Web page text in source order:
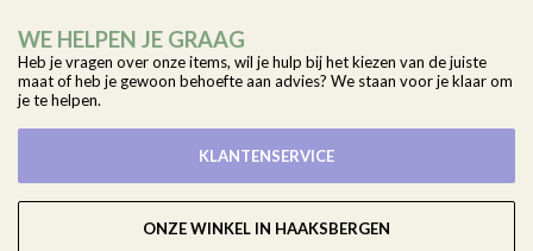
WE HELPEN JE GRAAG
Heb je vragen over onze items, wil je hulp bij het kiezen van de juiste
maat of heb je gewoon behoefte aan advies? We staan voor je klaar om
je te helpen.
KLANTENSERVICE
ONZE WINKEL IN HAAKSBERGEN